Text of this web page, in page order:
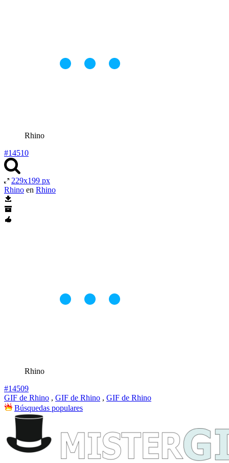
Rhino
#14510
229x199 px
Rhino en Rhino
Rhino
#14509
GIF de Rhino , GIF de Rhino , GIF de Rhino
Búsquedas populares